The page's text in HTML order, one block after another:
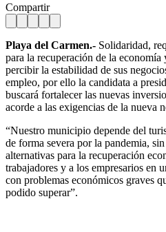
Compartir
Playa del Carmen.- Solidaridad,
para la recuperación de la
percibir la estabilidad de sus
empleo, por ello la candidata a
buscará fortalecer las nuevas
acorde a las exigencias de la nueva
“Nuestro municipio depende del
de forma severa por la pandemia,
alternativas para la recuperación
trabajadores y a los empresarios en
con problemas económicos graves
podido superar”.